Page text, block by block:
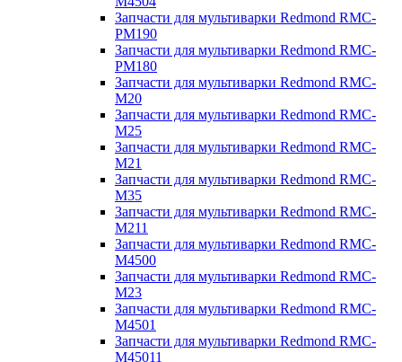
Запчасти для мультиварки Redmond RMC-
PM190
Запчасти для мультиварки Redmond RMC-
PM180
Запчасти для мультиварки Redmond RMC-
M20
Запчасти для мультиварки Redmond RMC-
M25
Запчасти для мультиварки Redmond RMC-
M21
Запчасти для мультиварки Redmond RMC-
M35
Запчасти для мультиварки Redmond RMC-
M211
Запчасти для мультиварки Redmond RMC-
M4500
Запчасти для мультиварки Redmond RMC-
M23
Запчасти для мультиварки Redmond RMC-
M4501
Запчасти для мультиварки Redmond RMC-
M45011